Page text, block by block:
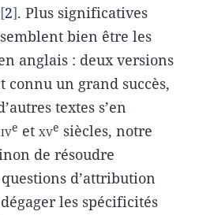
2 . Plus significatives
bien être les
anglais : deux versions
connu un grand succès,
textes s’en
e et xve siècles, notre
de résoudre
d’attribution
les spécificités